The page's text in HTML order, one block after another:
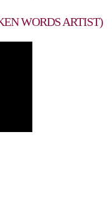
WORDS ARTIST)